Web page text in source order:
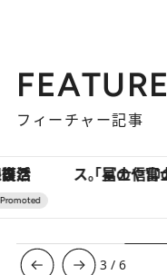
FEATURE
フィーチャー記事
3 /6